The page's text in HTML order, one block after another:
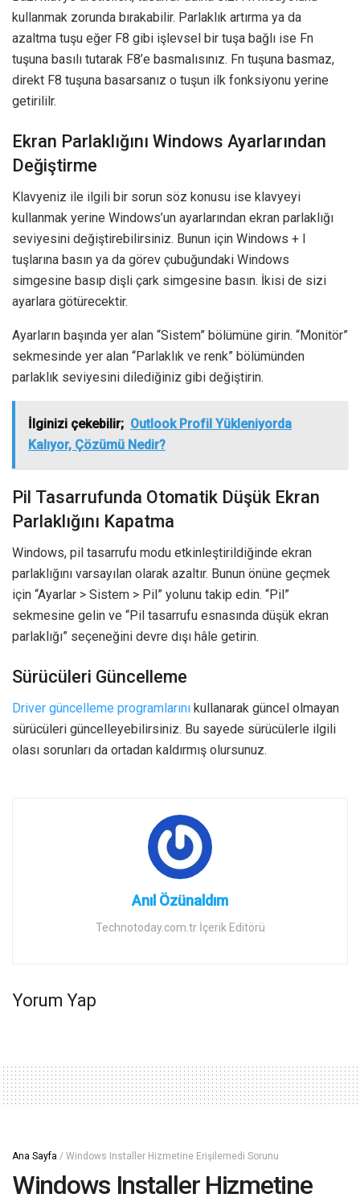
kullanmak zorunda bırakabilir. Parlaklık artırma ya da
azaltma tuşu eğer F8 gibi işlevsel bir tuşa bağlı ise Fn
tuşuna basılı tutarak F8’e basmalısınız. Fn tuşuna basmaz,
direkt F8 tuşuna basarsanız o tuşun ilk fonksiyonu yerine
getirililr.
Ekran Parlaklığını Windows Ayarlarından
Değiştirme
Klavyeniz ile ilgili bir sorun söz konusu ise klavyeyi
kullanmak yerine Windows’un ayarlarından ekran parlaklığı
seviyesini değiştirebilirsiniz. Bunun için Windows + I
tuşlarına basın ya da görev çubuğundaki Windows
simgesine basıp dişli çark simgesine basın. İkisi de sizi
ayarlara götürecektir.
Ayarların başında yer alan “Sistem” bölümüne girin. “Monitör”
sekmesinde yer alan “Parlaklık ve renk” bölümünden
parlaklık seviyesini dilediğiniz gibi değiştirin.
İlginizi çekebilir; Outlook Profil Yükleniyorda
Kalıyor, Çözümü Nedir?
Pil Tasarrufunda Otomatik Düşük Ekran
Parlaklığını Kapatma
Windows, pil tasarrufu modu etkinleştirildiğinde ekran
parlaklığını varsayılan olarak azaltır. Bunun önüne geçmek
için “Ayarlar > Sistem > Pil” yolunu takip edin. “Pil”
sekmesine gelin ve “Pil tasarrufu esnasında düşük ekran
parlaklığı” seçeneğini devre dışı hâle getirin.
Sürücüleri Güncelleme
Driver güncelleme programlarını kullanarak güncel olmayan
sürücüleri güncelleyebilirsiniz. Bu sayede sürücülerle ilgili
olası sorunları da ortadan kaldırmış olursunuz.
Anıl Özünaldım
Technotoday.com.tr İçerik Editörü
Yorum Yap
Ana Sayfa / Windows Installer Hizmetine Erişilemedi Sorunu
Windows Installer Hizmetine